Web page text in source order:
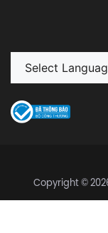
Copyright ©